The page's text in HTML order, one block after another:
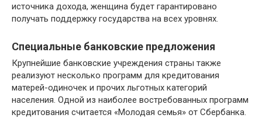
источника дохода, женщина будет гарантировано
получать поддержку государства на всех уровнях.
Специальные банковские предложения
Крупнейшие банковские учреждения страны также
реализуют несколько программ для кредитования
матерей-одиночек и прочих льготных категорий
населения. Одной из наиболее востребованных программ
кредитования считается «Молодая семья» от Сбербанка.